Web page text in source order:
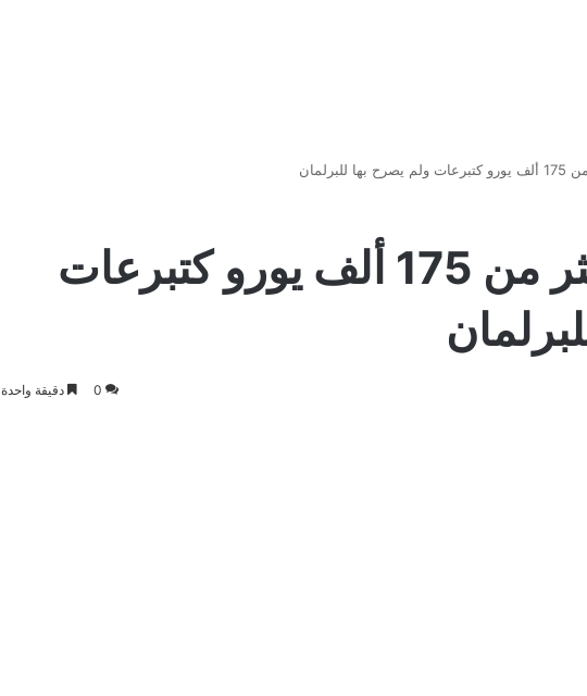
فيلدرز تلقى أكثر من 175 ألف يورو كتبرعات
0 دقيقة واحدة